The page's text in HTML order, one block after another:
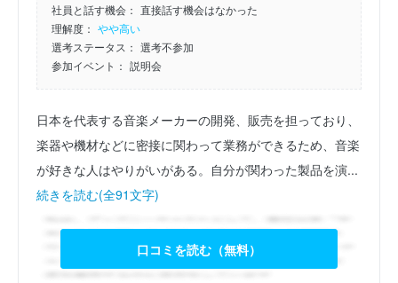
社員と話す機会： 直接話す機会はなかった
理解度： やや高い
選考ステータス： 選考不参加
参加イベント： 説明会
日本を代表する音楽メーカーの開発、販売を担っており、
楽器や機材などに密接に関わって業務ができるため、音楽
が好きな人はやりがいがある。自分が関わった製品を演...
続きを読む(全91文字)
口コミを読む（無料）